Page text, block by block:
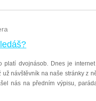
dvojnásob. Dnes je
návštěvník na naše stránky z
nás na předním výpisu,